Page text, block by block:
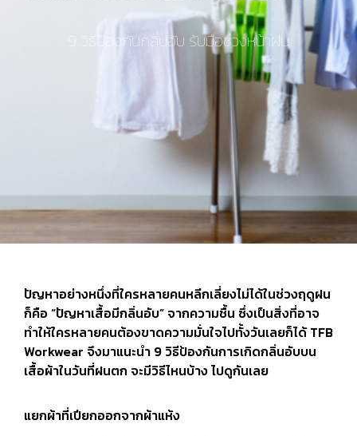
9 วิธีป้องกันกลิ่นอับ รับมือช่วงหน้าฝน
ปัญหาอย่างหนึ่งที่ใครหลายคนหลีกเลี่ยงไม่ได้ในช่วงฤดูฝน
ก็คือ “ปัญหาเสื้อมีกลิ่นอับ” จากความชื้น ซึ่งเป็นสิ่งที่อาจ
ทำให้ใครหลายคนต้องขาดความมั่นใจไปทั้งวันเลยก็ได้ TFB
Workwear จึงมาแนะนำ 9 วิธีป้องกันการเกิดกลิ่นอับบน
เสื้อผ้าในวันที่ฝนตก จะมีวิธีไหนบ้าง ไปดูกันเลย
แยกผ้าที่เปียกออกจากผ้าแห้ง